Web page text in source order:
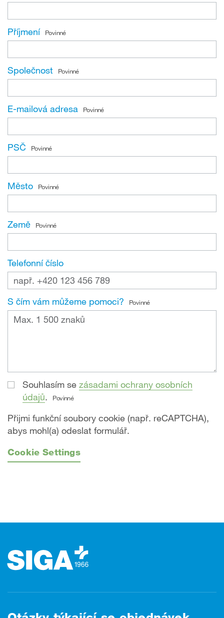
Příjmení Povinné
Společnost Povinné
E-mailová adresa Povinné
PSČ Povinné
Město Povinné
Země Povinné
Telefonní číslo
S čím vám můžeme pomoci? Povinné
Souhlasím sezásadami ochrany osobních
údajů. Povinné
Přijmi funkční soubory cookie (např. reCAPTCHA),
abys mohl(a) odeslat formulář.
Cookie Settings